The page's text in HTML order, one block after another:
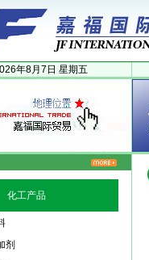
年8月 7日 星期五
化工产品
剂